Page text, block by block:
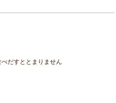
だすととまりません